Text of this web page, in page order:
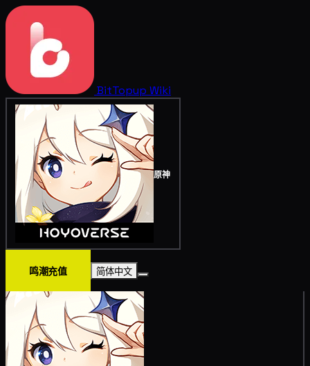
BitTopup Wiki
原神
鸣潮充值 简体中文